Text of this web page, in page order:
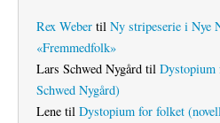
Rex Weber til Ny stripeserie i Nye
«Fremmedfolk»
Lars Schwed Nygård til Dystopium
Schwed Nygård)
Lene til Dystopium for folket